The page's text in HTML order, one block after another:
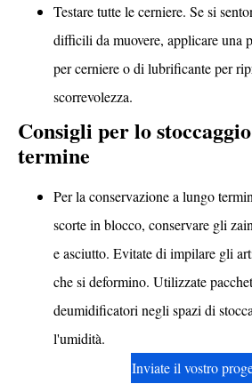
Testare tutte le cerniere. Se si
difficili da muovere, applicare una
per cerniere o di lubrificante per
scorrevolezza.
Consigli per lo
termine
Per la conservazione a lungo
scorte in blocco, conservare gli
e asciutto. Evitate di impilare gli
che si deformino. Utilizzate
deumidificatori negli spazi di
l'umidità.
Inviate il vostro